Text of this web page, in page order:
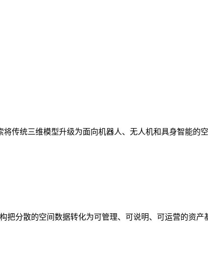
传统三维模型升级为面向机器人、无人机和具身智能的空
分散的空间数据转化为可管理、可说明、可运营的资产